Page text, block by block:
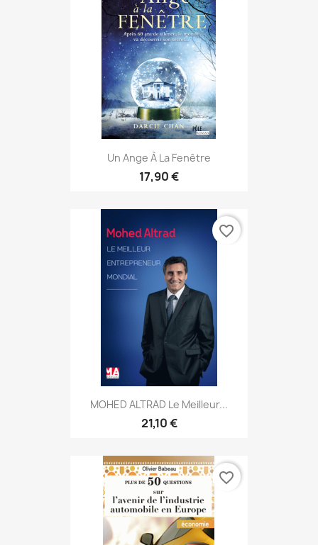
Un Ange À La Fenêtre
17,90 €
MOHED ALTRAD Le Meilleur...
21,10 €
favorite_border
favorite_border